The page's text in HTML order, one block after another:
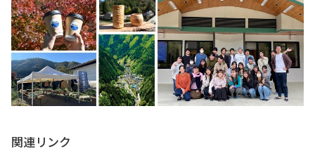
関連リンク